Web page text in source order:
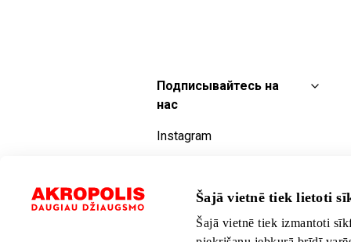
Šajā vietnē tiek lietoti
Šajā vietnē tiek izmantoti
Подписывайтесь на
нас
Instagram
YouTube